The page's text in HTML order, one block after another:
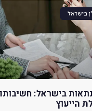
בישראל
בישראל:
הייעוץ